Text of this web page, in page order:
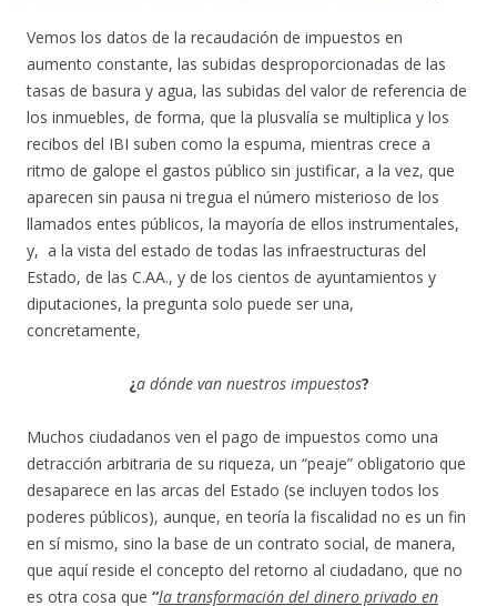
Vemos los datos de la recaudación de impuestos en
aumento constante, las subidas desproporcionadas de las
tasas de basura y agua, las subidas del valor de referencia de
los inmuebles, de forma, que la plusvalía se multiplica y los
recibos del IBI suben como la espuma, mientras crece a
ritmo de galope el gastos público sin justificar, a la vez, que
aparecen sin pausa ni tregua el número misterioso de los
llamados entes públicos, la mayoría de ellos instrumentales,
y, a la vista del estado de todas las infraestructuras del
Estado, de las C.AA., y de los cientos de ayuntamientos y
diputaciones, la pregunta solo puede ser una,
concretamente,
¿a dónde van nuestros impuestos?
Muchos ciudadanos ven el pago de impuestos como una
detracción arbitraria de su riqueza, un “peaje” obligatorio que
desaparece en las arcas del Estado (se incluyen todos los
poderes públicos), aunque, en teoría la fiscalidad no es un fin
en sí mismo, sino la base de un contrato social, de manera,
que aquí reside el concepto del retorno al ciudadano, que no
es otra cosa que “la transformación del dinero privado en